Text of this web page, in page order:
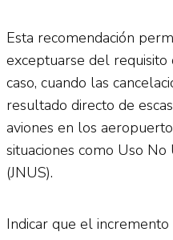
Esta recomendación
exceptuarse del
caso, cuando las
resultado directo de
aviones en los
situaciones como Uso
(JNUS).
Indicar que el